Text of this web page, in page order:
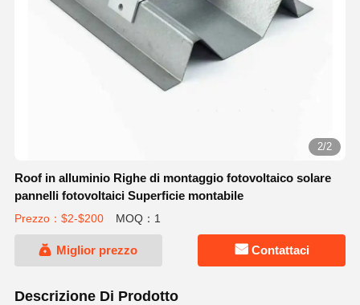
2/2
Roof in alluminio Righe di montaggio fotovoltaico solare
pannelli fotovoltaici Superficie montabile
Prezzo：$2-$200 MOQ：1
Miglior prezzo Contattaci
Descrizione Di Prodotto